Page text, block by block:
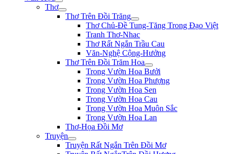
Thơ
Thơ Trên Đồi Trăng
Thơ Chủ-Đề Tung-Tăng Trong Đạo Việt
Tranh Thơ-Nhac
Thơ Rất Ngắn Trầu Cau
Văn-Nghệ Cộng-Hưởng
Thơ Trên Đồi Trăm Hoa
Trong Vườn Hoa Bưởi
Trong Vườn Hoa Phượng
Trong Vườn Hoa Sen
Trong Vườn Hoa Cau
Trong Vườn Hoa Muôn Sắc
Trong Vườn Hoa Lan
Thơ-Họa Đồi Mơ
Truyện
Truyện Rất Ngắn Trên Đồi Mơ